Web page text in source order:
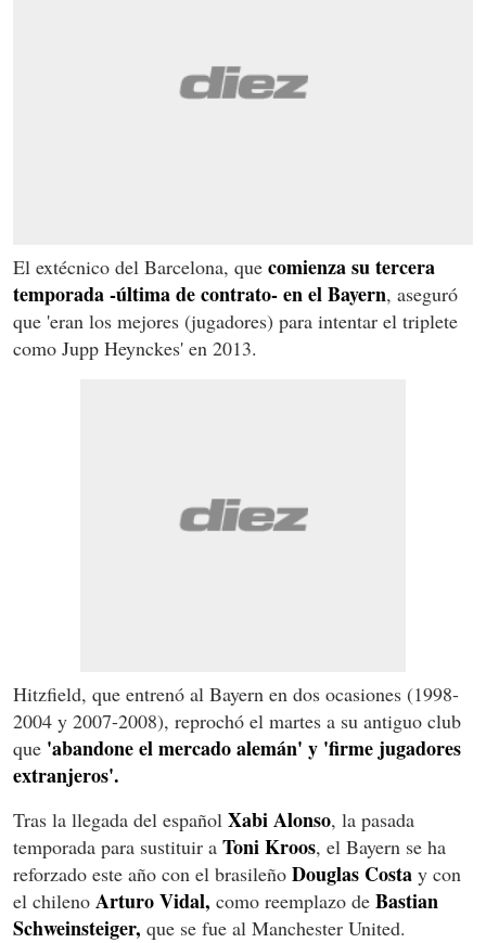
El extécnico del Barcelona, que comienza su tercera
temporada -última de contrato- en el Bayern, aseguró
que 'eran los mejores (jugadores) para intentar el triplete
como Jupp Heynckes' en 2013.
Hitzfield, que entrenó al Bayern en dos ocasiones (1998-
2004 y 2007-2008), reprochó el martes a su antiguo club
que 'abandone el mercado alemán' y 'firme jugadores
extranjeros'.
Tras la llegada del español Xabi Alonso, la pasada
temporada para sustituir a Toni Kroos, el Bayern se ha
reforzado este año con el brasileño Douglas Costa y con
el chileno Arturo Vidal, como reemplazo de Bastian
Schweinsteiger, que se fue al Manchester United.